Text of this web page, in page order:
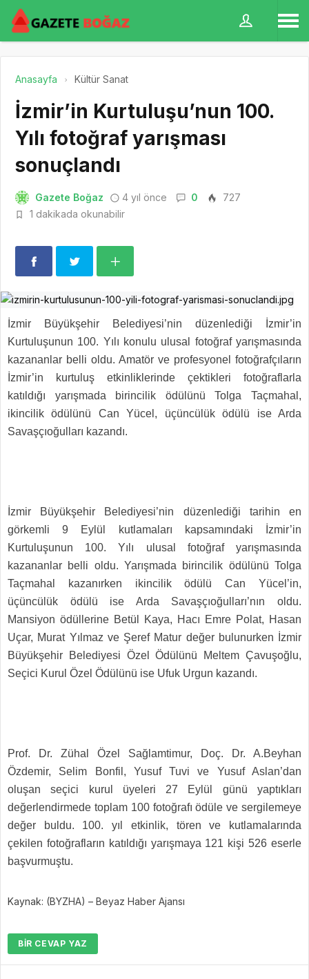
Anasayfa Kültür Sanat
İzmir’in Kurtuluşu’nun 100.
Yılı fotoğraf yarışması
sonuçlandı
Gazete Boğaz 4 yıl önce 0
727
1 dakikada okunabilir
İzmir Büyükşehir Belediyesi’nin düzenlediği İzmir’in
Kurtuluşunun 100. Yılı konulu ulusal fotoğraf yarışmasında
kazananlar belli oldu. Amatör ve profesyonel fotoğrafçıların
İzmir’in kurtuluş etkinliklerinde çektikleri fotoğraflarla
katıldığı yarışmada birincilik ödülünü Tolga Taçmahal,
ikincilik ödülünü Can Yücel, üçüncülük ödülü ise Arda
Savaşçıoğulları kazandı.
İzmir Büyükşehir Belediyesi’nin düzenlediği tarihin en
görkemli 9 Eylül kutlamaları kapsamındaki İzmir’in
Kurtuluşunun 100. Yılı ulusal fotoğraf yarışmasında
kazananlar belli oldu. Yarışmada birincilik ödülünü Tolga
Taçmahal kazanırken ikincilik ödülü Can Yücel’in,
üçüncülük ödülü ise Arda Savaşçıoğulları’nın oldu.
Mansiyon ödüllerine Betül Kaya, Hacı Emre Polat, Hasan
Uçar, Murat Yılmaz ve Şeref Matur değer bulunurken İzmir
Büyükşehir Belediyesi Özel Ödülünü Meltem Çavuşoğlu,
Seçici Kurul Özel Ödülünü ise Ufuk Urgun kazandı.
Prof. Dr. Zühal Özel Sağlamtimur, Doç. Dr. A.Beyhan
Özdemir, Selim Bonfil, Yusuf Tuvi ve Yusuf Aslan’dan
oluşan seçici kurul üyeleri 27 Eylül günü yaptıkları
değerlendirmede toplam 100 fotoğrafı ödüle ve sergilemeye
değer buldu. 100. yıl etkinlik, tören ve kutlamalarında
çekilen fotoğrafların katıldığı yarışmaya 121 kişi 526 eserle
başvurmuştu.
Kaynak: (BYZHA) – Beyaz Haber Ajansı
BIR CEVAP YAZ